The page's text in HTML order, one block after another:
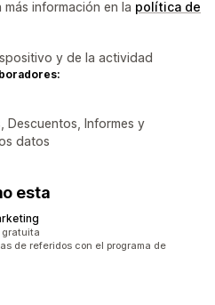
información en la política de
y de la actividad
Descuentos, Informes y
datos
esta
de referidos con el programa de